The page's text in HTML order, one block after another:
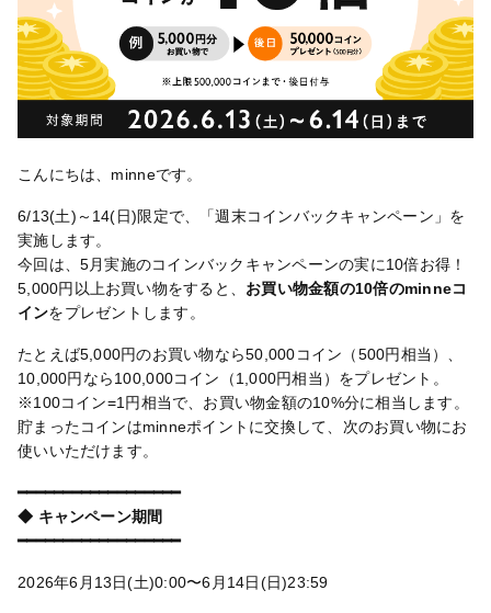
こんにちは、minneです。
6/13(土)～14(日)限定で、「週末コインバックキャンペーン」を
実施します。
今回は、5月実施のコインバックキャンペーンの実に10倍お得！
5,000円以上お買い物をすると、 お買い物金額の10倍のminneコ
インをプレゼントします。
たとえば5,000円のお買い物なら50,000コイン（500円相当）、
10,000円なら100,000コイン（1,000円相当）をプレゼント。
※100コイン=1円相当で、お買い物金額の10%分に相当します。
貯まったコインはminneポイントに交換して、次のお買い物にお
使いいただけます。
━━━━━━━━━━━━━━━━━━
◆ キャンペーン期間
━━━━━━━━━━━━━━━━━━
2026年6月13日(土)0:00〜6月14日(日)23:59